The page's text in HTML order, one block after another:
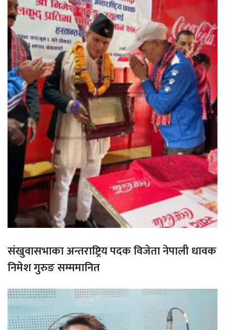
संखुवासभाका अन्तराष्ट्रिय पदक विजेता नेपाली धावक
निमेश गुरुङ सम्ममानित